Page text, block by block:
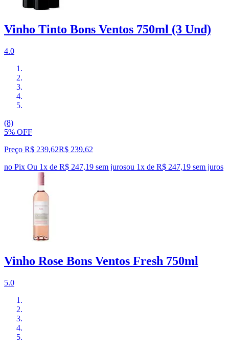
Vinho Tinto Bons Ventos 750ml (3 Und)
4.0
(8)
5% OFF
Preço R$ 239,62R$ 239,62
no Pix Ou 1x de R$ 247,19 sem jurosou 1x de R$ 247,19 sem juros
Vinho Rose Bons Ventos Fresh 750ml
5.0